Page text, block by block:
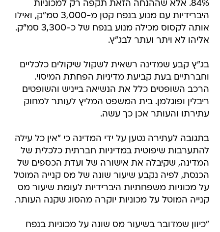
84%. אלא שההנחה הזאת תקפה רק למכוניות
היברידיות עם מנוע בנפח קטן מ-3,000 סמ"ק, ואילו
אותה לקסוס מכילה מנוע בנפח של כ-3,300 סמ"ק.
אליהו לא ויתר ועתר לבג"ץ.
בג"ץ קבע שמדינה רשאית לשקול שיקולים כלכליים
וחברתיים בעת קביעת מדיניות הפחתת המיסוי.
הרכב השופטים כלל את הנשיאה בייניש והשופטים
ריבלין ופוגלמן. בית המשפט המליץ לעותר למחוק
עתירתו והעותר אכן כך עשה.
בתגובה לעתירה נטען על ידי המדינה כי "אין כל עילה
להתערבות שיפוטית במדיניות חברתית כלכלית של
המדינה, שקיבלה את אישורה של ועדת הכספים של
הכנסת, לפיה נקבע שיעור שונה של מס קנייה המוטל
על מכוניות משפחתיות היברידיות לעומת שיעור מס
קנייה המוטל על מכוניות יוקרה מהסוג שקנה העותר.
"כיוון שמדובר בשיעור מס שונה על מכוניות בנפח